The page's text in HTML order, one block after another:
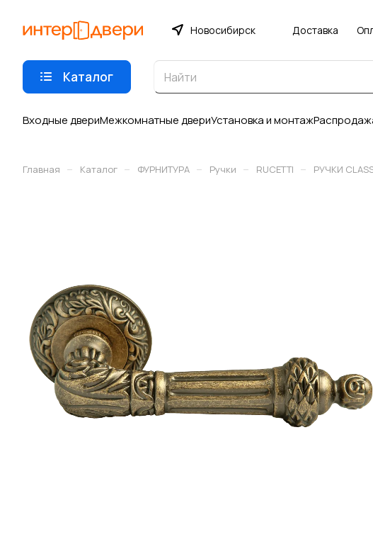
Новосибирск Доставка
Каталог
Входные двериМежкомнатные двериУстановка и монтаж
Главная – Каталог – ФУРНИТУРА – Ручки – RUCETTI – РУЧКИ